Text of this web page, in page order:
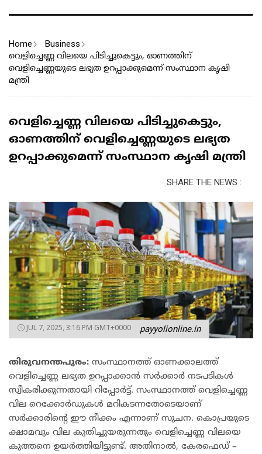
Home Business
വെളിച്ചെണ്ണ വിലയെ പിടിച്ചുകെട്ടും, ഓണത്തിന്
വെളിച്ചെണ്ണയുടെ ലഭ്യത ഉറപ്പാക്കുമെന്ന് സംസ്ഥാന കൃഷി
മന്ത്രി
വെളിച്ചെണ്ണ വിലയെ പിടിച്ചുകെട്ടും,
ഓണത്തിന് വെളിച്ചെണ്ണയുടെ ലഭ്യത
ഉറപ്പാക്കുമെന്ന് സംസ്ഥാന കൃഷി മന്ത്രി
SHARE THE NEWS :
JUL 7, 2025, 3:16 PM GMT+0000 payyolionline.in
തിരുവനന്തപുരം: സംസ്ഥാനത്ത് ഓണക്കാലത്ത്
വെളിച്ചെണ്ണ ലഭ്യത ഉറപ്പാക്കാൻ സർക്കാർ നടപടികൾ
സ്വീകരിക്കുന്നതായി റിപ്പോർട്ട്. സംസ്ഥാനത്ത് വെളിച്ചെണ്ണ
വില റെക്കോർ‍ഡുകൾ മറികടന്നതോടെയാണ്
സർക്കാരിന്റെ ഈ നീക്കം എന്നാണ് സൂചന. കൊപ്രയുടെ
ക്ഷാമവും വില കുതിച്ചുയരുന്നതും വെളിച്ചെണ്ണ വിലയെ
കുത്തനെ ഉയർത്തിയിട്ടുണ്ട്. അതിനാൽ, കേരഫെഡ് –